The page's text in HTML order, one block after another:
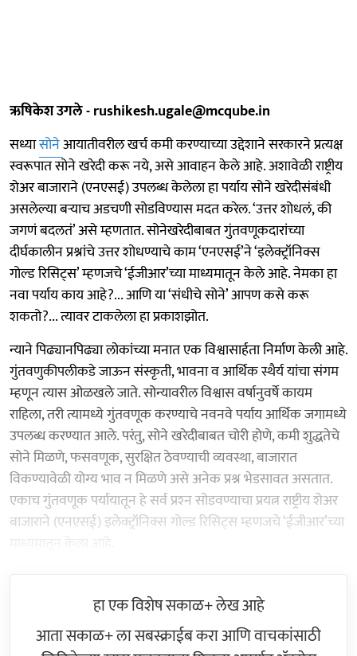
ऋषिकेश उगले - rushikesh.ugale@mcqube.in
सध्यासोनेआयातीवरील खर्च कमी करण्याच्या उद्देशाने सरकारने प्रत्यक्ष
स्वरूपात सोने खरेदी करू नये, असे आवाहन केले आहे. अशावेळी राष्ट्रीय
शेअर बाजाराने (एनएसई) उपलब्ध केलेला हा पर्याय सोने खरेदीसंबंधी
असलेल्या बऱ्याच अडचणी सोडविण्यास मदत करेल. ‘उत्तर शोधलं, की
जगणं बदलतं’ असे म्हणतात. सोनेखरेदीबाबत गुंतवणूकदारांच्या
दीर्घकालीन प्रश्नांचे उत्तर शोधण्याचे काम ‘एनएसई’ने ‘इलेक्ट्रॉनिक्स
गोल्ड रिसिट्स’ म्हणजचे ‘ईजीआर’च्या माध्यमातून केले आहे. नेमका हा
नवा पर्याय काय आहे?... आणि या ‘संधीचे सोने’ आपण कसे करू
शकतो?... त्यावर टाकलेला हा प्रकाशझोत.
न्याने पिढ्यानपिढ्या लोकांच्या मनात एक विश्वासार्हता निर्माण केली आहे.
गुंतवणुकीपलीकडे जाऊन संस्कृती, भावना व आर्थिक स्थैर्य यांचा संगम
म्हणून त्यास ओळखले जाते. सोन्यावरील विश्वास वर्षानुवर्षे कायम
राहिला, तरी त्यामध्ये गुंतवणूक करण्याचे नवनवे पर्याय आर्थिक जगामध्ये
उपलब्ध करण्यात आले. परंतु, सोने खरेदीबाबत चोरी होणे, कमी शुद्धतेचे
सोने मिळणे, फसवणूक, सुरक्षित ठेवण्याची व्यवस्था, बाजारात
विकण्यावेळी योग्य भाव न मिळणे असे अनेक प्रश्न भेडसावत असतात.
एकाच गुंतवणूक पर्यायातून हे सर्व प्रश्‍न सोडवण्याचा प्रयत्न राष्ट्रीय शेअर
बाजाराने (एनएसई) इलेक्ट्रॉनिक्स गोल्ड रिसिट्स म्हणजचे ‘ईजीआर’च्या
हा एक विशेष सकाळ+ लेख आहे
आता सकाळ+ ला सबस्क्राईब करा आणि वाचकांसाठी